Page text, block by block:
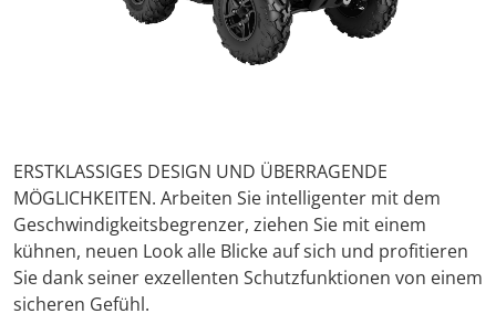
ERSTKLASSIGES DESIGN UND ÜBERRAGENDE
MÖGLICHKEITEN. Arbeiten Sie intelligenter mit dem
Geschwindigkeitsbegrenzer, ziehen Sie mit einem
kühnen, neuen Look alle Blicke auf sich und profitieren
Sie dank seiner exzellenten Schutzfunktionen von einem
sicheren Gefühl.